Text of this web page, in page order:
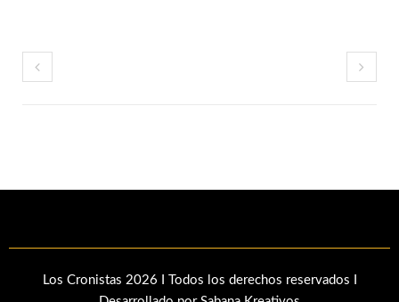
Los Cronistas 2026 I Todos los derechos reservados I